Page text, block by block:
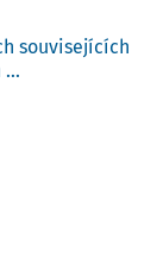
souvisejících